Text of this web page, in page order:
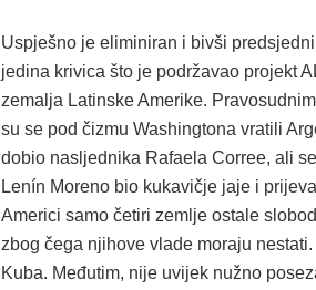
Uspješno je eliminiran i bivši
jedina krivica što je podržavao projekt
zemalja Latinske Amerike.
su se pod čizmu Washingtona vratili
dobio nasljednika Rafaela Corree, ali
Lenín Moreno bio kukavičje jaje i
Americi samo četiri zemlje ostale
zbog čega njihove vlade moraju
Kuba. Međutim, nije uvijek nužno